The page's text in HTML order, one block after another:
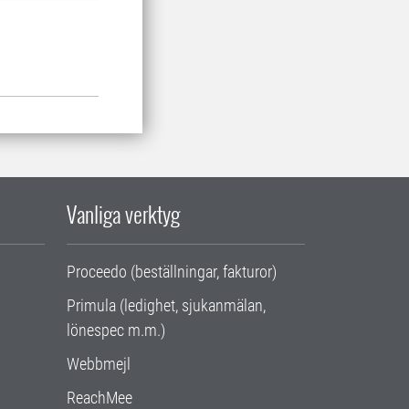
Vanliga verktyg
Proceedo (beställningar, fakturor)
Primula (ledighet, sjukanmälan,
lönespec m.m.)
Webbmejl
ReachMee